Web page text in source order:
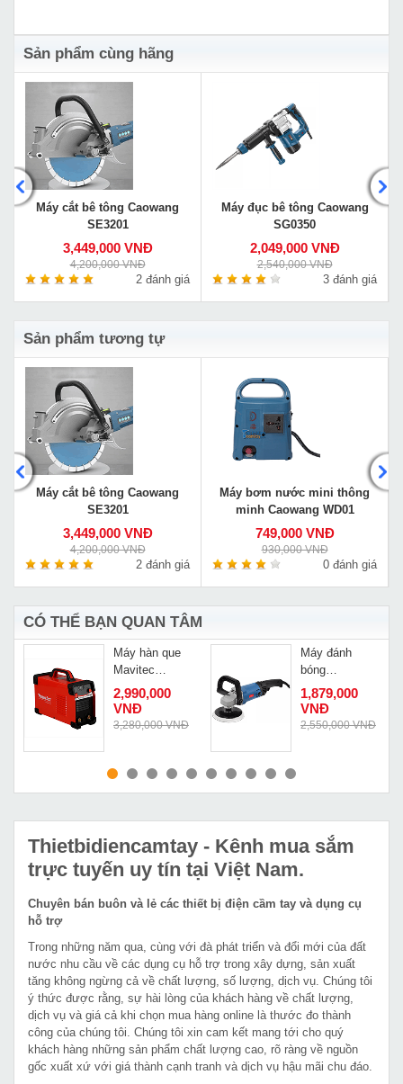
Sản phẩm cùng hãng
Máy cắt bê tông Caowang
SE3201
3,449,000 VNĐ
4,200,000 VNĐ
2 đánh giá
Máy đục bê tông Caowang
SG0350
2,049,000 VNĐ
2,540,000 VNĐ
3 đánh giá
Sản phẩm tương tự
Máy cắt bê tông Caowang
SE3201
3,449,000 VNĐ
4,200,000 VNĐ
2 đánh giá
Máy bơm nước mini thông
minh Caowang WD01
749,000 VNĐ
930,000 VNĐ
0 đánh giá
CÓ THỂ BẠN QUAN TÂM
MUA NGAY
Máy hàn que
Mavitec
Mosfet 200
2,990,000
VNĐ
3,280,000 VNĐ
MUA NGAY
Máy đánh
bóng
Dongcheng
DSP04 180
1,879,000
VNĐ
2,550,000 VNĐ
Thietbidiencamtay - Kênh mua sắm
trực tuyến uy tín tại Việt Nam.
Chuyên bán buôn và lẻ các thiết bị điện cầm tay và dụng cụ
hỗ trợ
Trong những năm qua, cùng với đà phát triển và đổi mới của đất
nước nhu cầu về các dụng cụ hỗ trợ trong xây dựng, sản xuất
tăng không ngừng cả về chất lượng, số lượng, dịch vụ. Chúng tôi
ý thức được rằng, sự hài lòng của khách hàng về chất lượng,
dịch vụ và giá cả khi chọn mua hàng online là thước đo thành
công của chúng tôi. Chúng tôi xin cam kết mang tới cho quý
khách hàng những sản phẩm chất lượng cao, rõ ràng về nguồn
gốc xuất xứ với giá thành cạnh tranh và dịch vụ hậu mãi chu đáo.